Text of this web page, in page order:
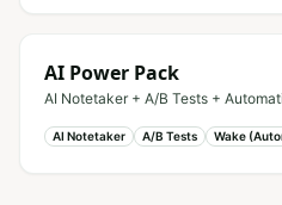
AI Power Pack
AI Notetaker + A/B Tests +
AI Notetaker A/B Tests Wake